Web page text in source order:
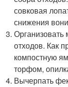
совковая
снижения
Организовать
отходов. Как
компостную
торфом,
Вычерпать